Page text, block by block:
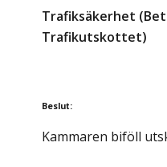
Trafiksäkerhet
Trafikutskottet)
Beslut:
Kammaren biföll